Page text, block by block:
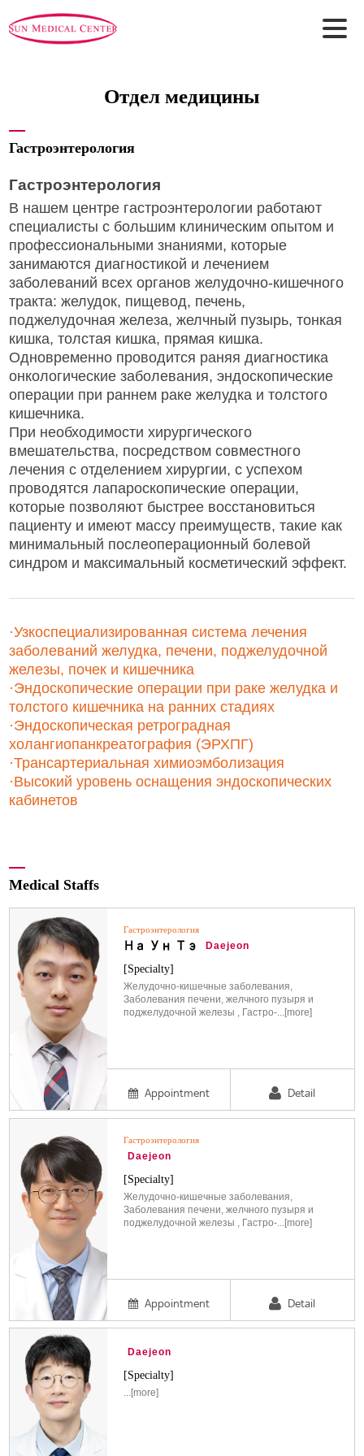
амбулаторных пациентов
МедТур Путешествий
Правила посещения пациентов стационарного отделения
Отдел медицины
Гастроэнтерология
Гастроэнтерология
В нашем центре гастроэнтерологии работают
специалисты с большим клиническим опытом и
профессиональными знаниями, которые
занимаются диагностикой и лечением
заболеваний всех органов желудочно-кишечного
тракта: желудок, пищевод, печень,
поджелудочная железа, желчный пузырь, тонкая
кишка, толстая кишка, прямая кишка.
Одновременно проводится раняя диагностика
онкологические заболевания, эндоскопические
операции при раннем раке желудка и толстого
кишечника.
При необходимости хирургического
вмешательства, посредством совместного
лечения с отделением хирургии, с успехом
проводятся лапароскопические операции,
которые позволяют быстрее восстановиться
пациенту и имеют массу преимуществ, такие как
минимальный послеоперационный болевой
синдром и максимальный косметический эффект.
·Узкоспециализированная система лечения
заболеваний желудка, печени, поджелудочной
железы, почек и кишечника
·Эндоскопические операции при раке желудка и
толстого кишечника на ранних стадиях
·Эндоскопическая ретроградная
холангиопанкреатография (ЭРХПГ)
·Трансартериальная химиоэмболизация
·Высокий уровень оснащения эндоскопических
кабинетов
Medical Staffs
Гастроэнтерология
На Ун Тэ Daejeon
[Specialty]
Желудочно-кишечные заболевания,
Заболевания печени, желчного пузыря и
поджелудочной железы , Гастро-...[more]
Appointment Detail
Гастроэнтерология
Daejeon
[Specialty]
Желудочно-кишечные заболевания,
Заболевания печени, желчного пузыря и
поджелудочной железы , Гастро-...[more]
Appointment Detail
Daejeon
[Specialty]
...[more]